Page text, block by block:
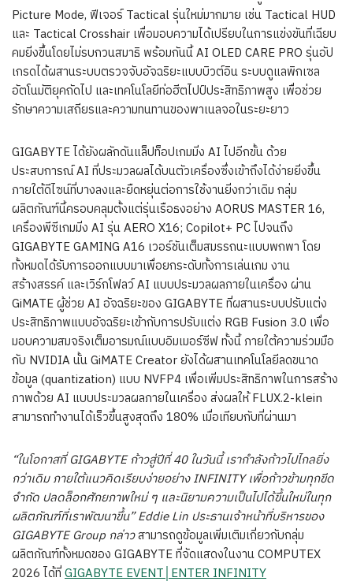
Picture Mode, ฟีเจอร์ Tactical รุ่นใหม่มากมาย เช่น Tactical HUD
และ Tactical Crosshair เพื่อมอบความได้เปรียบในการแข่งขันที่เฉียบ
คมยิ่งขึ้นโดยไม่รบกวนสมาธิ พร้อมกันนี้ AI OLED CARE PRO รุ่นอัป
เกรดได้ผสานระบบตรวจจับอัจฉริยะแบบบิวต์อิน ระบบดูแลพิกเซล
อัตโนมัติยุคถัดไป และเทคโนโลยีท่อฮีตไปป์ประสิทธิภาพสูง เพื่อช่วย
รักษาความเสถียรและความทนทานของพาเนลจอในระยะยาว
GIGABYTE ได้ยังผลักดันแล็ปท็อปเกมมิ่ง AI ไปอีกขั้น ด้วย
ประสบการณ์ AI ที่ประมวลผลได้บนตัวเครื่องซึ่งเข้าถึงได้ง่ายยิ่งขึ้น
ภายใต้ดีไซน์ที่บางลงและยืดหยุ่นต่อการใช้งานยิ่งกว่าเดิม กลุ่ม
ผลิตภัณฑ์นี้ครอบคลุมตั้งแต่รุ่นเรือธงอย่าง AORUS MASTER 16,
เครื่องพีซีเกมมิ่ง AI รุ่น AERO X16; Copilot+ PC ไปจนถึง
GIGABYTE GAMING A16 เวอร์ชันเต็มสมรรถนะแบบพกพา โดย
ทั้งหมดได้รับการออกแบบมาเพื่อยกระดับทั้งการเล่นเกม งาน
สร้างสรรค์ และเวิร์กโฟลว์ AI แบบประมวลผลภายในเครื่อง ผ่าน
GiMATE ผู้ช่วย AI อัจฉริยะของ GIGABYTE ที่ผสานระบบปรับแต่ง
ประสิทธิภาพแบบอัจฉริยะเข้ากับการปรับแต่ง RGB Fusion 3.0 เพื่อ
มอบความสมจริงเต็มอารมณ์แบบอิมเมอร์ซีฟ ทั้งนี้ ภายใต้ความร่วมมือ
กับ NVIDIA นั้น GiMATE Creator ยังได้ผสานเทคโนโลยีลดขนาด
ข้อมูล (quantization) แบบ NVFP4 เพื่อเพิ่มประสิทธิภาพในการสร้าง
ภาพด้วย AI แบบประมวลผลภายในเครื่อง ส่งผลให้ FLUX.2-klein
สามารถทำงานได้เร็วขึ้นสูงสุดถึง 180% เมื่อเทียบกับที่ผ่านมา
“ในโอกาสที่GIGABYTEก้าวสู่ปีที่40 ในวันนี้ เรากำลังก้าวไปไกลยิ่ง
กว่าเดิม ภายใต้แนวคิดเรียบง่ายอย่างINFINITYเพื่อก้าวข้ามทุกขีด
จำกัด ปลดล็อกศักยภาพใหม่ ๆ และนิยามความเป็นไปได้ขึ้นใหม่ในทุก
ผลิตภัณฑ์ที่เราพัฒนาขึ้น” Eddie Lin ประธานเจ้าหน้าที่บริหารของ
GIGABYTE Group กล่าวสามารถดูข้อมูลเพิ่มเติมเกี่ยวกับกลุ่ม
ผลิตภัณฑ์ทั้งหมดของ GIGABYTE ที่จัดแสดงในงาน COMPUTEX
2026 ได้ที่GIGABYTE EVENT│ENTER INFINITY